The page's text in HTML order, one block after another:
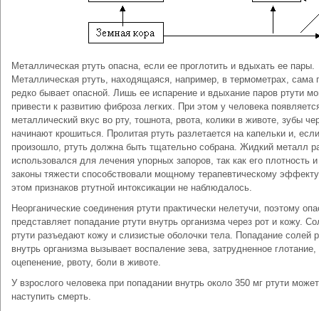
Металлическая ртуть опасна, если ее проглотить и вдыхать ее пары.
Металлическая ртуть, находящаяся, например, в термометрах, сама
редко бывает опасной. Лишь ее испарение и вдыхание паров ртути
привести к развитию фиброза легких. При этом у человека
металлический вкус во рту, тошнота, рвота, колики в животе, зубы
начинают крошиться. Пролитая ртуть разлетается на капельки и,
произошло, ртуть должна быть тщательно собрана. Жидкий металл
использовался для лечения упорных запоров, так как его плотность и
законы тяжести способствовали мощному терапевтическому
этом признаков ртутной интоксикации не наблюдалось.
Неорганические соединения ртути практически нелетучи, поэтому
представляет попадание ртути внутрь организма через рот и кожу.
ртути разъедают кожу и слизистые оболочки тела. Попадание солей
внутрь организма вызывает воспаление зева, затрудненное глотание,
оцепенение, рвоту, боли в животе.
У взрослого человека при попадании внутрь около 350 мг ртути может
наступить смерть.